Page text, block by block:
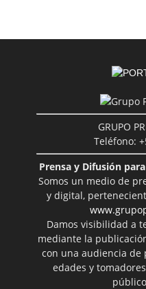
GRUPO
Teléfono:
Prensa y Difusión
Somos un medio de
y digital,
Damos visibilidad a
mediante la
con una audiencia de
edades y